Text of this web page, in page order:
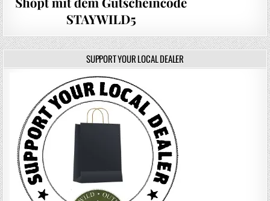
SUPPORT YOUR LOCAL DEALER